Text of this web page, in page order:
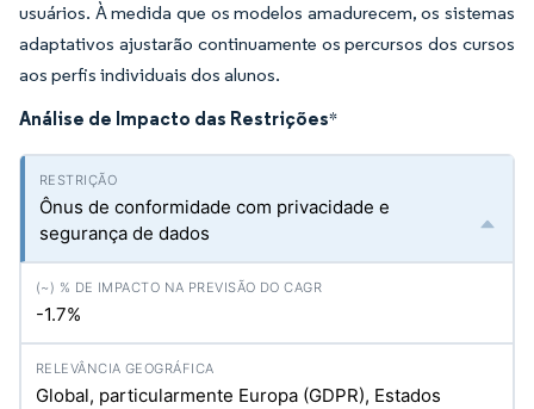
usuários. À medida que os modelos amadurecem, os sistemas
adaptativos ajustarão continuamente os percursos dos cursos
aos perfis individuais dos alunos.
Análise de Impacto das Restrições*
Ônus de conformidade com privacidade e
segurança de dados
-1.7%
Global, particularmente Europa (GDPR), Estados